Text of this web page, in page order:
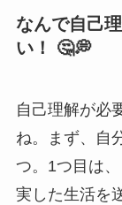
なんで自己
い！ 🤔💭
自己理解が必
ね。まず、自
つ。1つ目は
実した生活を